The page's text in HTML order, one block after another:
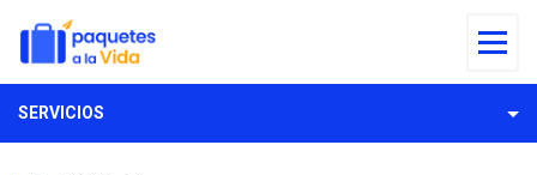
SERVICIOS